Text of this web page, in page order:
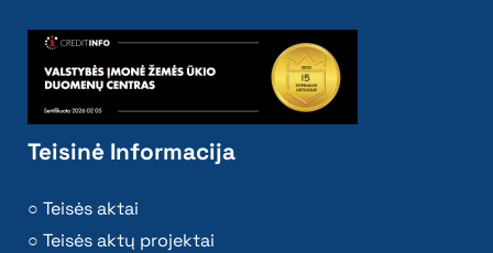
Teisinė Informacija
Teisės aktai
Teisės aktų projektai